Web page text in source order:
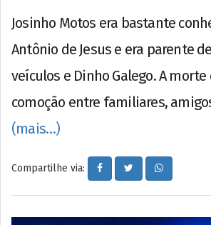
Josinho Motos era bastante
Antônio de Jesus e era parente
veículos e Dinho Galego. A
comoção entre familiares,
(mais…)
Compartilhe via: